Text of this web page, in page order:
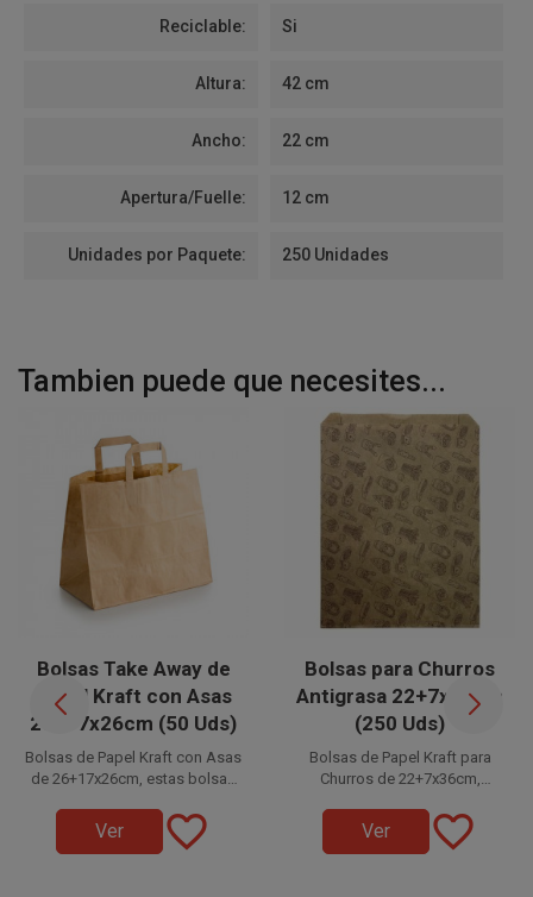
Reciclable: Si
Altura: 42 cm
Ancho: 22 cm
Apertura/Fuelle: 12 cm
Unidades por Paquete: 250 Unidades
Tambien puede que necesites...
Bolsas Take Away de
Papel Kraft con Asas
26+17x26cm (50 Uds)
Bolsas de Papel Kraft con Asas
de 26+17x26cm, estas bolsas
y están fabricadas en papel
kraft de 80gr. Perfectas para
naturaleza utilizando bolsas de
papel biodegradables.
Disponible a la venta en
Ver favorite_border
Bolsas para Churros
Antigrasa 22+7x36cm
(250 Uds)
Bolsas de Papel Kraft para
Churros de 22+7x36cm,
de 35gr. Resistentes, higiénicas
y con diseño kraft. Perfectas
Ver favorite_border